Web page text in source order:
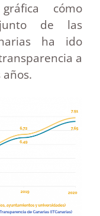
cómo
de las
ha ido
a